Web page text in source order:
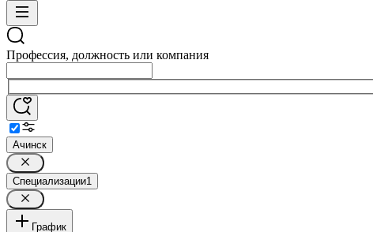
Профессия, должность или компания
Ачинск
Специализации1
График